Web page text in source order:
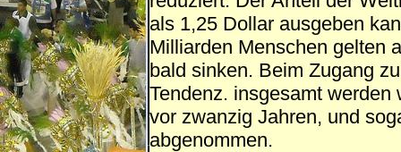
als 1,25 Dollar ausgeben
Milliarden Menschen gelten
bald sinken. Beim Zugang
Tendenz. insgesamt
vor zwanzig Jahren, und
abgenommen.